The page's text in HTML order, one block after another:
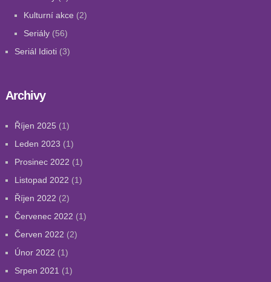
Kulturní akce (2)
Seriály(56)
Seriál Idioti(3)
Archivy
Říjen 2025 (1)
Leden 2023 (1)
Prosinec 2022 (1)
Listopad 2022 (1)
Říjen 2022 (2)
Červenec 2022 (1)
Červen 2022 (2)
Únor 2022 (1)
Srpen 2021 (1)